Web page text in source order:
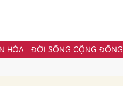
HÓA ĐỜI SỐNG CỘNG ĐỒNG